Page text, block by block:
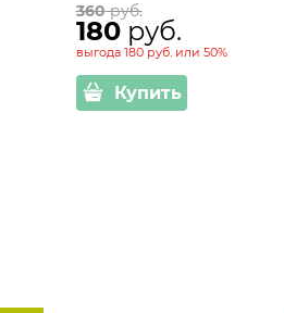
360 руб.
180 руб.
выгода 180 руб.или 50%
Купить